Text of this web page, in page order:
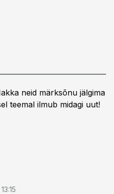
neid märksõnu jälgima
teemal ilmub midagi uut!